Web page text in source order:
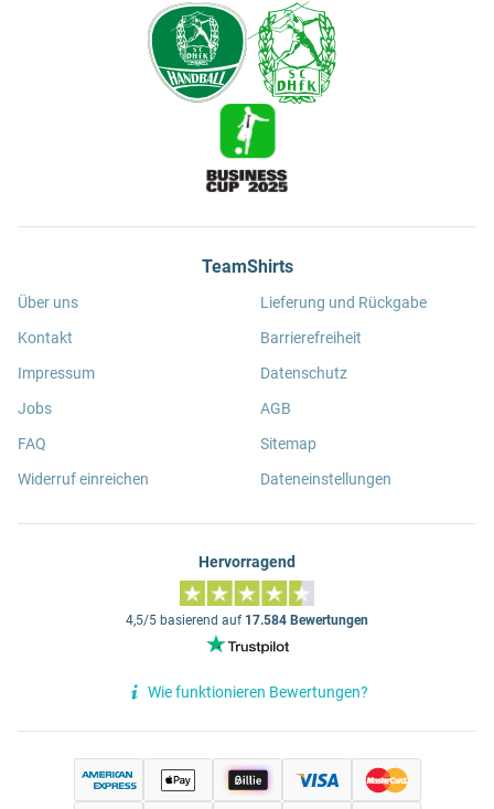
TeamShirts
Über uns
Kontakt
Impressum
Jobs
FAQ
Widerruf einreichen
Lieferung und Rückgabe
Barrierefreiheit
Datenschutz
AGB
Sitemap
Dateneinstellungen
Hervorragend
4,5/5 basierend auf 17.584 Bewertungen
Wie funktionieren Bewertungen?